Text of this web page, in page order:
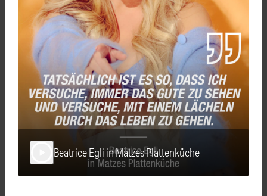
Beatrice Egli in Matzes Plattenküche